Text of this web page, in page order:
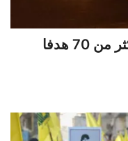
الجيش الأميركي يعلن قصف أكثر من 70 هدفا